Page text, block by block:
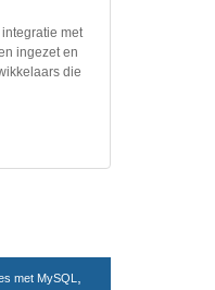
met
ingezet en
die
met MySQL